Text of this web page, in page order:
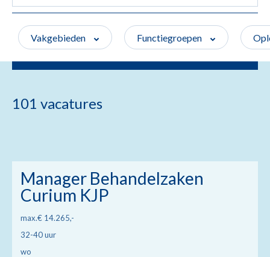
Vakgebieden Functiegroepen
101 vacatures
Manager Behandelzaken
Curium KJP
max.€ 14.265,-
32-40 uur
wo